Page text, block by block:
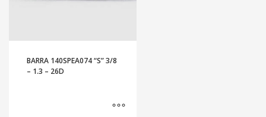
BARRA 140SPEA074 “S” 3/8
– 1.3 – 26D